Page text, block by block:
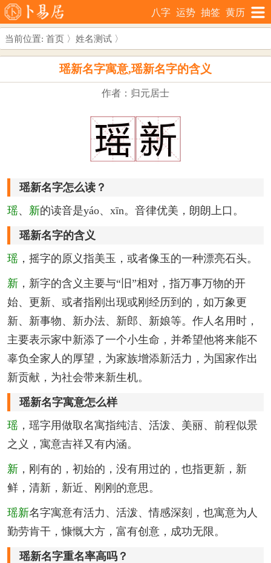
八字 运势 抽签 黄历
当前位置: 首页 〉 姓名测试 〉
瑶新名字寓意,瑶新名字的含义
作者：归元居士
瑶新名字怎么读？
瑶、 新的读音是yáo、xīn。音律优美，朗朗上口。
瑶新名字的含义
瑶 ，摇字的原义指美玉，或者像玉的一种漂亮石头。
新 ，新字的含义主要与“旧”相对，指万事万物的开
始、更新、或者指刚出现或刚经历到的，如万象更
新、新事物、新办法、新郎、新娘等。作人名用时，
主要表示家中新添了一个小生命，并希望他将来能不
辜负全家人的厚望，为家族增添新活力，为国家作出
新贡献，为社会带来新生机。
瑶新名字寓意怎么样
瑶 ，瑶字用做取名寓指纯洁、活泼、美丽、前程似景
之义，寓意吉祥又有内涵。
新 ，刚有的，初始的，没有用过的，也指更新，新
鲜，清新，新近、刚刚的意思。
瑶新名字寓意有活力、活泼、情感深刻，也寓意为人
勤劳肯干，慷慨大方，富有创意，成功无限。
瑶新名字重名率高吗？